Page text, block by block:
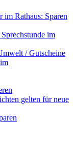
im Rathaus: Sparen
im
/ Gutscheine
gelten für neue